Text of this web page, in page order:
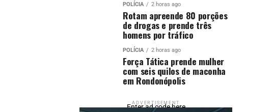
POLÍCIA 2 horas ago
Rotam apreende 80 porções
de drogas e prende três
homens por tráfico
POLÍCIA 2 horas ago
Força Tática prende mulher
com seis quilos de maconha
em Rondonópolis
ADVERTISEMENT
Enter ad code here